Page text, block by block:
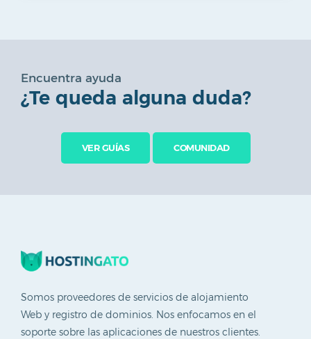
Encuentra ayuda
¿Te queda alguna duda?
VER GUÍAS COMUNIDAD
Somos proveedores de servicios de alojamiento
Web y registro de dominios. Nos enfocamos en el
soporte sobre las aplicaciones de nuestros clientes.